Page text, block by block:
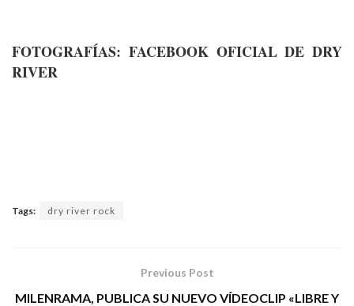
FOTOGRAFÍAS: FACEBOOK OFICIAL DE DRY
RIVER
Tags: dry river rock
Previous Post
MILENRAMA, PUBLICA SU NUEVO VÍDEOCLIP «LIBRE Y